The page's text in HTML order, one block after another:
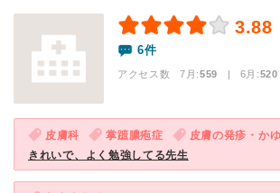
3.88
6件
アクセス数 7月:559 | 6月:520
皮膚科 掌蹠膿疱症 皮膚の発疹・か
きれいで、よく勉強してる先生